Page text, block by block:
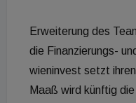
Erweiterung des
die Finanzierungs-
wieninvest setzt
Maaß wird künftig